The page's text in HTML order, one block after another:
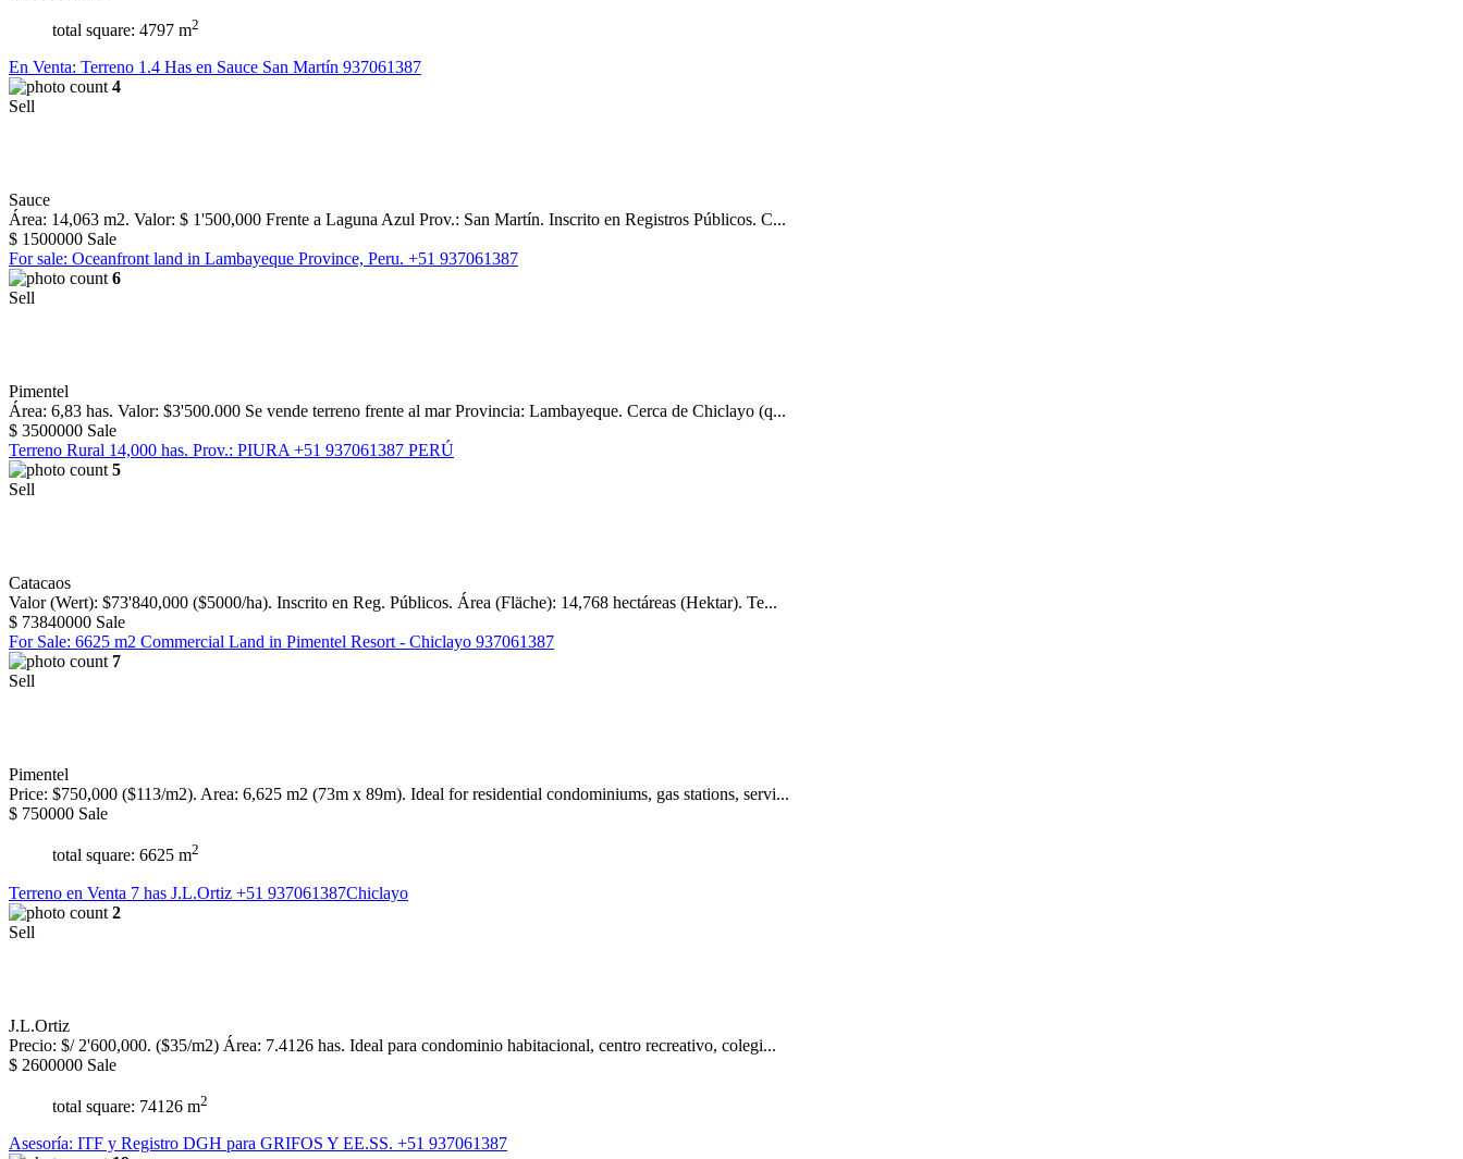
total square: 4797 m2
En Venta: Terreno 1.4 Has en Sauce San Martín 937061387
4
Sell
Sauce
Área: 14,063 m2. Valor: $ 1'500,000 Frente a Laguna Azul Prov.: San Martín. Inscrito en Registros Públicos. C...
$ 1500000 Sale
For sale: Oceanfront land in Lambayeque Province, Peru. +51 937061387
6
Sell
Pimentel
Área: 6,83 has. Valor: $3'500.000 Se vende terreno frente al mar Provincia: Lambayeque. Cerca de Chiclayo (q...
$ 3500000 Sale
Terreno Rural 14,000 has. Prov.: PIURA +51 937061387 PERÚ
5
Sell
Catacaos
Valor (Wert): $73'840,000 ($5000/ha). Inscrito en Reg. Públicos. Área (Fläche): 14,768 hectáreas (Hektar). Te...
$ 73840000 Sale
For Sale: 6625 m2 Commercial Land in Pimentel Resort - Chiclayo 937061387
7
Sell
Pimentel
Price: $750,000 ($113/m2). Area: 6,625 m2 (73m x 89m). Ideal for residential condominiums, gas stations, servi...
$ 750000 Sale
total square: 6625 m2
Terreno en Venta 7 has J.L.Ortiz +51 937061387Chiclayo
2
Sell
J.L.Ortiz
Precio: $/ 2'600,000. ($35/m2) Área: 7.4126 has. Ideal para condominio habitacional, centro recreativo, colegi...
$ 2600000 Sale
total square: 74126 m2
Asesoría: ITF y Registro DGH para GRIFOS Y EE.SS. +51 937061387